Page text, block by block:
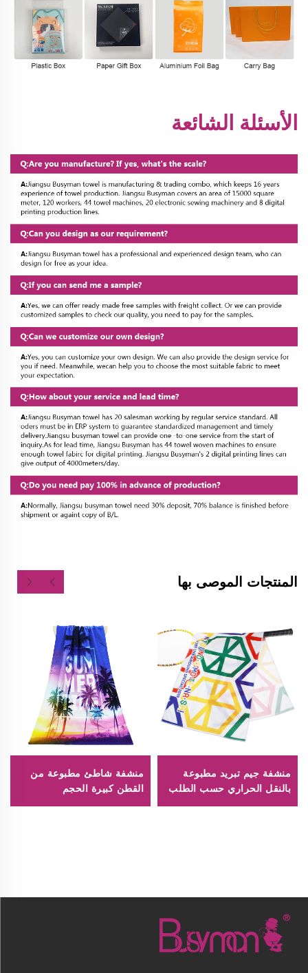
الأسئلة الشائعة
المنتجات الموصى بها
منشفة جيم تبريد مطبوعة
بالنقل الحراري حسب الطلب
منشفة شاطئ مطبوعة من
القطن كبيرة الحجم